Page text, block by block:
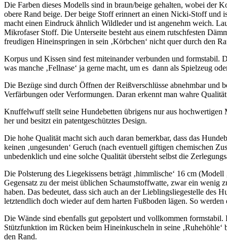
Die Farben dieses Modells sind in braun/beige gehalten, wobei der
obere Rand beige. Der beige Stoff erinnert an einen Nicki-Stoff und
macht einen Eindruck ähnlich Wildleder und ist angenehm weich.
Mikrofaser Stoff. Die Unterseite besteht aus einem rutschfesten
freudigen Hineinspringen in sein ‚Körbchen‘ nicht quer durch den
Korpus und Kissen sind fest miteinander verbunden und formstabil.
was manche ‚Fellnase‘ ja gerne macht, um es dann als Spielzeug
Die Bezüge sind durch Öffnen der Reißverschlüsse abnehmbar und
Verfärbungen oder Verformungen. Daran erkennt man wahre
Knuffelwuff stellt seine Hundebetten übrigens nur aus hochwertigen
her und besitzt ein patentgeschütztes Design.
Die hohe Qualität macht sich auch daran bemerkbar, dass das
keinen ‚ungesunden‘ Geruch (nach eventuell giftigen chemischen
unbedenklich und eine solche Qualität übersteht selbst die
Die Polsterung des Liegekissens beträgt ‚himmlische‘ 16 cm
Gegensatz zu der meist üblichen Schaumstoffwatte, zwar ein wenig
haben. Das bedeutet, dass sich auch an der Lieblingsliegestelle des
letztendlich doch wieder auf dem harten Fußboden lägen. So
Die Wände sind ebenfalls gut gepolstert und vollkommen
Stützfunktion im Rücken beim Hineinkuscheln in seine
den Rand.